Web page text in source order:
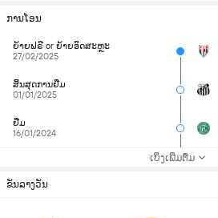
ການໂອນ
ຍ້າຍຟຣີ or ຍ້າຍອິດສະຫຼະ
27/02/2025
ສິ້ນສຸດການຢືມ
01/01/2025
ຢືມ
16/01/2024
ເບິ່ງເພີ່ມຕື່ມ
ຂັນລາງວັນ